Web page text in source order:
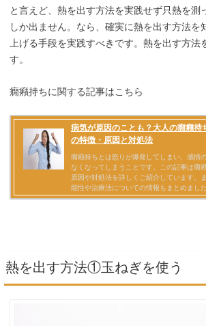
と言えど、熱を出す方法を実践せず只熱を測
しか出ません。なら、確実に熱を出す方法を
上げる手段を実践すべきです。熱を出す方法
す。
癇癪持ちに関する記事はこちら
熱を出す方法①玉ねぎを使う